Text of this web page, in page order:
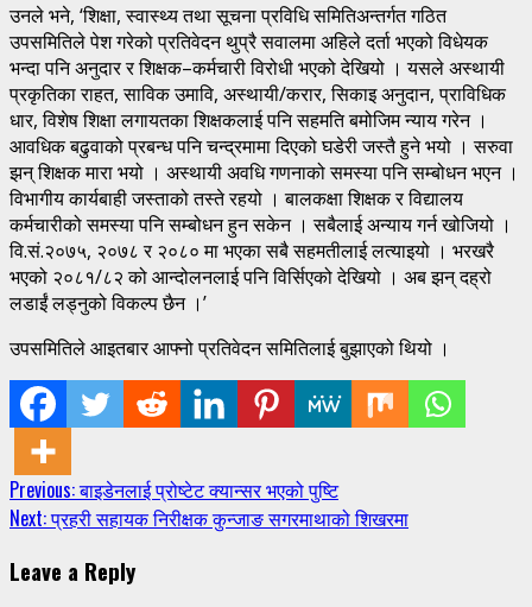
उनले भने, ‘शिक्षा, स्वास्थ्य तथा सूचना प्रविधि समितिअन्तर्गत गठित
उपसमितिले पेश गरेको प्रतिवेदन थुप्रै सवालमा अहिले दर्ता भएको विधेयक
भन्दा पनि अनुदार र शिक्षक–कर्मचारी विरोधी भएको देखियो । यसले अस्थायी
प्रकृतिका राहत, साविक उमावि, अस्थायी/करार, सिकाइ अनुदान, प्राविधिक
धार, विशेष शिक्षा लगायतका शिक्षकलाई पनि सहमति बमोजिम न्याय गरेन ।
आवधिक बढुवाको प्रबन्ध पनि चन्द्रमामा दिएको घडेरी जस्तै हुने भयो । सरुवा
झन् शिक्षक मारा भयो । अस्थायी अवधि गणनाको समस्या पनि सम्बोधन भएन ।
विभागीय कार्यबाही जस्ताको तस्ते रहयो । बालकक्षा शिक्षक र विद्यालय
कर्मचारीको समस्या पनि सम्बोधन हुन सकेन । सबैलाई अन्याय गर्न खोजियो ।
वि.सं.२०७५, २०७८ र २०८० मा भएका सबै सहमतीलाई लत्याइयो । भरखरै
भएको २०८१/८२ को आन्दोलनलाई पनि विर्सिएको देखियो । अब झन् दह्रो
लडाईं लड्नुको विकल्प छैन ।’
उपसमितिले आइतबार आफ्नो प्रतिवेदन समितिलाई बुझाएको थियो ।
Continue
Reading
Previous:बाइडेनलाई प्रोष्टेट क्यान्सर भएको पुष्टि
Next:प्रहरी सहायक निरीक्षक कुन्जाङ सगरमाथाको शिखरमा
Leave a Reply